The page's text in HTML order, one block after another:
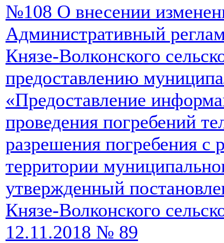
№108 О внесении
Административный
Князе-Волконского
предоставлению
«Предоставление
проведения погребений
разрешения погребения с
территории
утвержденный
Князе-Волконского
12.11.2018 № 89